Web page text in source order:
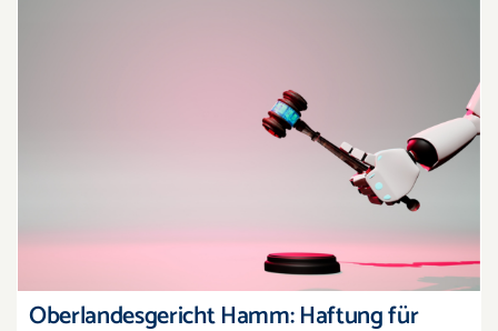
Oberlandesgericht Hamm: Haftung für
Aussagen eines KI-Chatbots
Oberlandesgericht Hamm: Haftung für